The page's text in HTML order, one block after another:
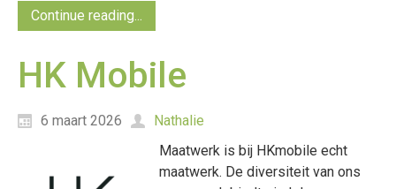
Continue reading...
HK Mobile
6 maart 2026
Nathalie
Maatwerk is bij HKmobile echt
maatwerk. De diversiteit van ons